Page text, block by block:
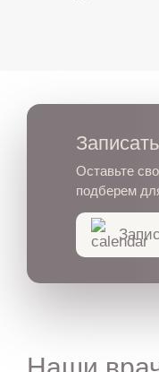
Оставьте
подберем